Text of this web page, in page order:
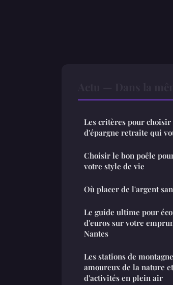
Les critères pour choisir
d'épargne retraite qui
Choisir le bon poêle
votre style de vie
Où placer de l'argent
Le guide ultime pour
d'euros sur votre
Nantes
Les stations de
amoureux de la nature
d'activités en plein air